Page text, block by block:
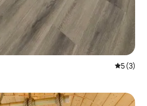
平均评分
5 (3)